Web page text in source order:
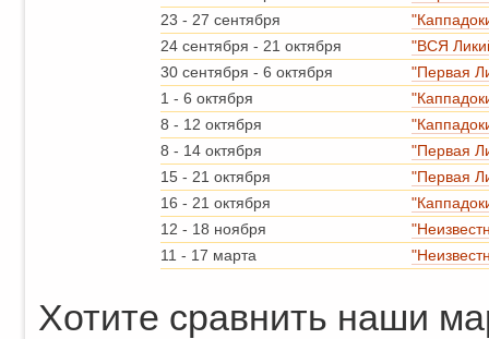
23 - 27 сентября
24 сентября - 21 октября
"ВСЯ
30 сентября - 6 октября
"Первая
1 - 6 октября
8 - 12 октября
8 - 14 октября
"Первая
15 - 21 октября
"Первая
16 - 21 октября
12 - 18 ноября
11 - 17 марта
Хотите сравнить наши